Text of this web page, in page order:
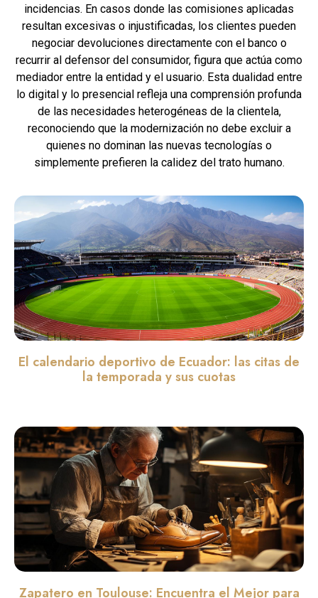
incidencias. En casos donde las comisiones aplicadas
resultan excesivas o injustificadas, los clientes pueden
negociar devoluciones directamente con el banco o
recurrir al defensor del consumidor, figura que actúa como
mediador entre la entidad y el usuario. Esta dualidad entre
lo digital y lo presencial refleja una comprensión profunda
de las necesidades heterogéneas de la clientela,
reconociendo que la modernización no debe excluir a
quienes no dominan las nuevas tecnologías o
simplemente prefieren la calidez del trato humano.
El calendario deportivo de Ecuador: las citas de
la temporada y sus cuotas
Zapatero en Toulouse: Encuentra el Mejor para